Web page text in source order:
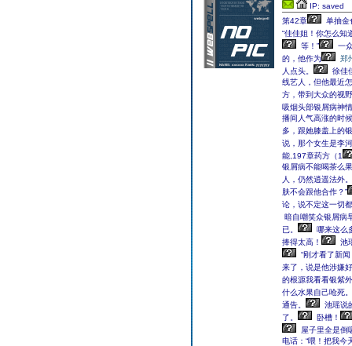
IP: saved
第42章
单抽金
“佳佳姐！你怎么知
等！”
一
的，他作为
郑
人点头。
徐佳
线艺人，但他最近
方，带到大众的视
吸烟头部银屑病神
播间人气高涨的时
多，跟她膝盖上的
说，那个女生是李
能,197章药方（1
银屑病不能喝茶么
人，仍然逍遥法外。
肤不会跟他合作？”
论，说不定这一切
暗自嘲笑众银屑病
已。
哪来这么
捧得太高！
池
“刚才看了新
来了，说是他涉嫌
的根源我看看银紫
什么水果自己呛死。
通告。
池瑶说
了。
卧槽！
屋子里全是倒
电话：“喂！把我